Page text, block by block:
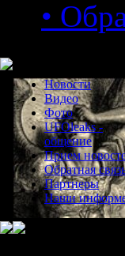
•
Новости
Видео
Фото
UFOleaks -
общение
Прием
Обратная
Партнеры
Наши